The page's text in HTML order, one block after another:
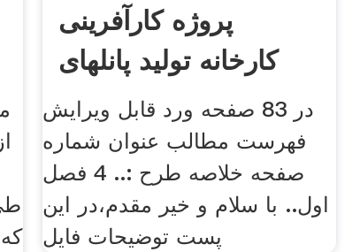
پروژه کارآفرینی
کارخانه تولید پانلهای
گچی
در 83 صفحه ورد قابل ویرایش
فهرست مطالب عنوان شماره
صفحه خلاصه طرح :.. 4 فصل
اول.. با سلام و خیر مقدم،در این
پست توضیحات فایل